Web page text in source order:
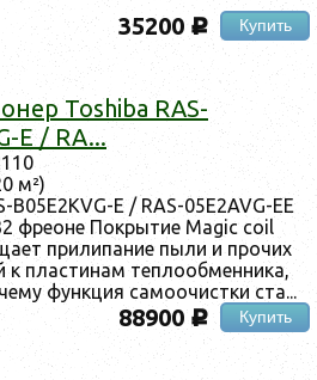
35200 c Купить
Toshiba RAS-
E / RA...
м²)
B05E2KVG-E / RAS-05E2AVG-EE
фре­оне Пок­ры­тие Magic coil
при­липа­ние пы­ли и про­чих
к плас­ти­нам теп­ло­об­менни­ка,
фун­кция са­мо­очис­тки ста...
88900 c Купить